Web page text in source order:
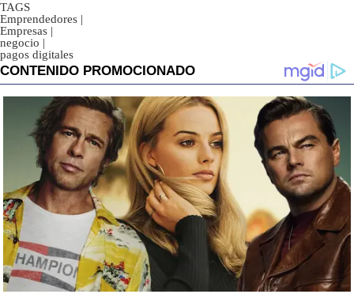
TAGS
Emprendedores |
Empresas |
negocio |
pagos digitales